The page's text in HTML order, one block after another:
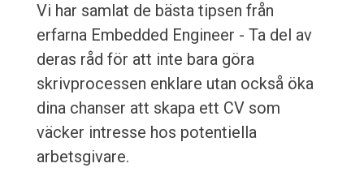
Vi har samlat de bästa tipsen från
erfarna Embedded Engineer - Ta del av
deras råd för att inte bara göra
skrivprocessen enklare utan också öka
dina chanser att skapa ett CV som
väcker intresse hos potentiella
arbetsgivare.